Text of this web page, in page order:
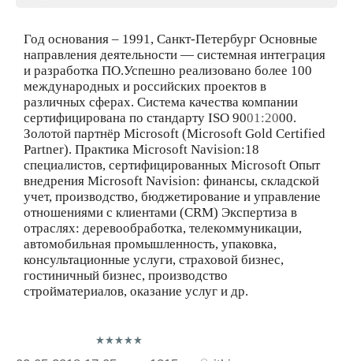
Год основания – 1991, Санкт-Петербург Основные
направления деятельности — системная интеграция
и разработка ПО.Успешно реализовано более 100
международных и российских проектов в
различных сферах. Система качества компании
сертифицирована по стандарту ISO 9001:2000.
Золотой партнёр Microsoft (Microsoft Gold Certified
Partner). Практика Microsoft Navision:18
специалистов, сертифицированных Microsoft Опыт
внедрения Microsoft Navision: финансы, складской
учет, производство, бюджетирование и управление
отношениями с клиентами (CRM) Экспертиза в
отраслях: деревообработка, телекоммуникации,
автомобильная промышленность, упаковка,
консультационные услуги, страховой бизнес,
гостиничный бизнес, производство
стройматериалов, оказание услуг и др.